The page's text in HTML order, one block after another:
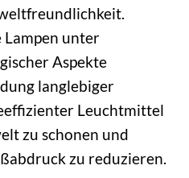
Lampen unter
Aspekte
langlebiger
Leuchtmittel
zu schonen und
zu reduzieren.